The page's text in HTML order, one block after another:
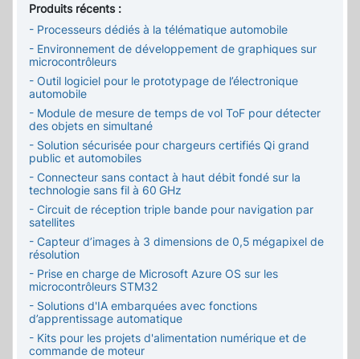
Produits récents :
- Processeurs dédiés à la télématique automobile
- Environnement de développement de graphiques sur
microcontrôleurs
- Outil logiciel pour le prototypage de l’électronique
automobile
- Module de mesure de temps de vol ToF pour détecter
des objets en simultané
- Solution sécurisée pour chargeurs certifiés Qi grand
public et automobiles
- Connecteur sans contact à haut débit fondé sur la
technologie sans fil à 60 GHz
- Circuit de réception triple bande pour navigation par
satellites
- Capteur d’images à 3 dimensions de 0,5 mégapixel de
résolution
- Prise en charge de Microsoft Azure OS sur les
microcontrôleurs STM32
- Solutions d'IA embarquées avec fonctions
d’apprentissage automatique
- Kits pour les projets d'alimentation numérique et de
commande de moteur